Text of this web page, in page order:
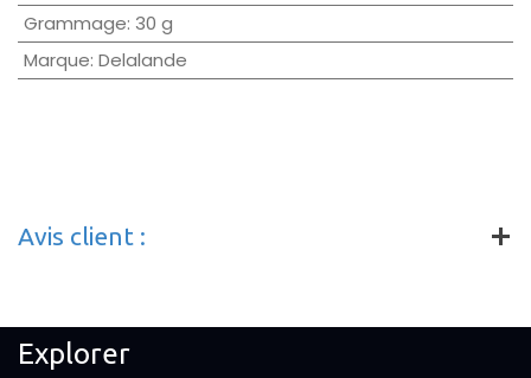
Grammage: 30 g
Marque: Delalande
Avis client :
Explorer